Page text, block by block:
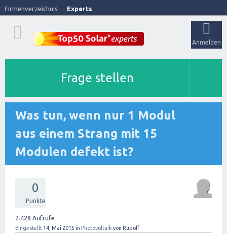
Firmenverzeichnis Experts
Anmelden
Frage stellen
Was tun, wenn nur 1 Modul
aus einem Strang mit 15
Modulen defekt ist?
0
Punkte
2.428 Aufrufe
Eingestellt 14, Mai 2015 in Photovoltaik von Rudolf